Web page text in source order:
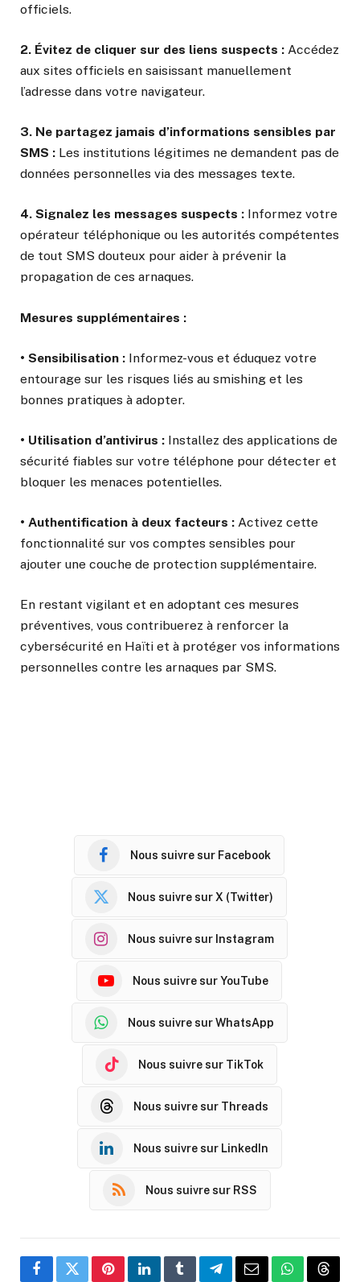
officiels.
2. Évitez de cliquer sur des liens suspects : Accédez
aux sites officiels en saisissant manuellement
l’adresse dans votre navigateur.
3. Ne partagez jamais d’informations sensibles par
SMS : Les institutions légitimes ne demandent pas de
données personnelles via des messages texte.
4. Signalez les messages suspects : Informez votre
opérateur téléphonique ou les autorités compétentes
de tout SMS douteux pour aider à prévenir la
propagation de ces arnaques.
Mesures supplémentaires :
• Sensibilisation : Informez-vous et éduquez votre
entourage sur les risques liés au smishing et les
bonnes pratiques à adopter.
• Utilisation d’antivirus : Installez des applications de
sécurité fiables sur votre téléphone pour détecter et
bloquer les menaces potentielles.
• Authentification à deux facteurs : Activez cette
fonctionnalité sur vos comptes sensibles pour
ajouter une couche de protection supplémentaire.
En restant vigilant et en adoptant ces mesures
préventives, vous contribuerez à renforcer la
cybersécurité en Haïti et à protéger vos informations
personnelles contre les arnaques par SMS.
Nous suivre sur Facebook
Nous suivre sur X (Twitter)
Nous suivre sur Instagram
Nous suivre sur YouTube
Nous suivre sur WhatsApp
Nous suivre sur TikTok
Nous suivre sur Threads
Nous suivre sur LinkedIn
Nous suivre sur RSS